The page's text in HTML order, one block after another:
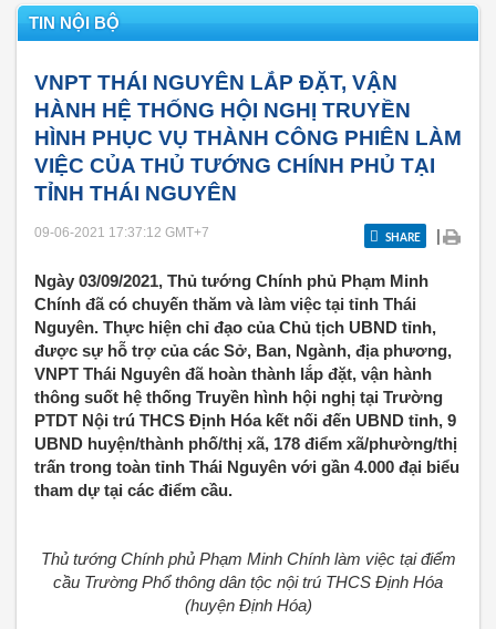
TIN NỘI BỘ
VNPT THÁI NGUYÊN LẮP ĐẶT, VẬN
HÀNH HỆ THỐNG HỘI NGHỊ TRUYỀN
HÌNH PHỤC VỤ THÀNH CÔNG PHIÊN LÀM
VIỆC CỦA THỦ TƯỚNG CHÍNH PHỦ TẠI
TỈNH THÁI NGUYÊN
09-06-2021 17:37:12 GMT+7 SHARE |
Ngày 03/09/2021, Thủ tướng Chính phủ Phạm Minh
Chính đã có chuyến thăm và làm việc tại tỉnh Thái
Nguyên. Thực hiện chỉ đạo của Chủ tịch UBND tỉnh,
được sự hỗ trợ của các Sở, Ban, Ngành, địa phương,
VNPT Thái Nguyên đã hoàn thành lắp đặt, vận hành
thông suốt hệ thống Truyền hình hội nghị tại Trường
PTDT Nội trú THCS Định Hóa kết nối đến UBND tỉnh, 9
UBND huyện/thành phố/thị xã, 178 điểm xã/phường/thị
trấn trong toàn tỉnh Thái Nguyên với gần 4.000 đại biểu
tham dự tại các điểm cầu.
Thủ tướng Chính phủ Phạm Minh Chính làm việc tại điểm
cầu Trường Phổ thông dân tộc nội trú THCS Định Hóa
(huyện Định Hóa)